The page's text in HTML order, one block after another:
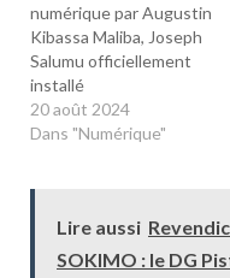
numérique par Augustin
Kibassa Maliba, Joseph
Salumu officiellement
installé
20 août 2024
Dans "Numérique"
Lire aussi
SOKIMO : le DG